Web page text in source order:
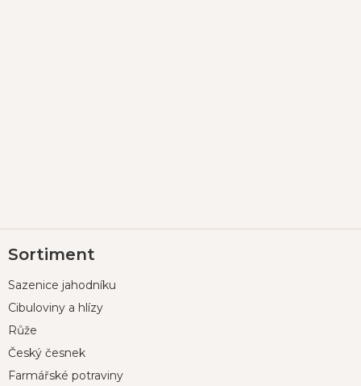
á
a
Sortiment
Sazenice jahodníku
Cibuloviny a hlízy
Růže
Český česnek
Farmářské potraviny